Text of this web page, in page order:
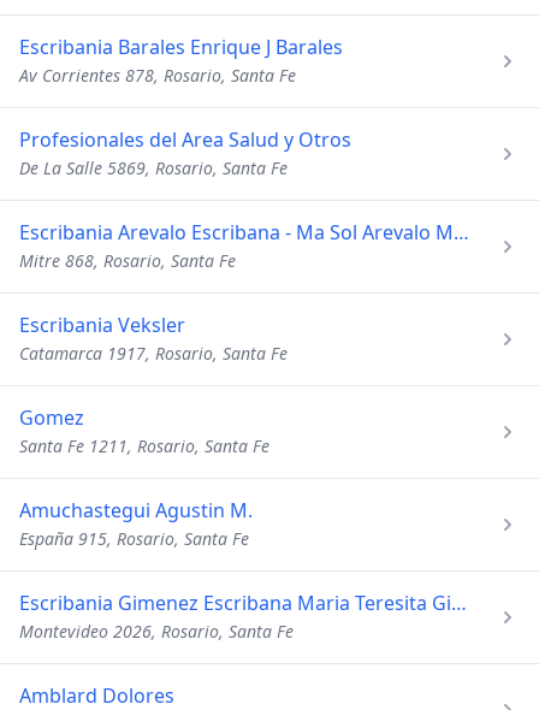
Escribania Barales Enrique J Barales
Av Corrientes 878, Rosario, Santa Fe
Profesionales del Area Salud y Otros
De La Salle 5869, Rosario, Santa Fe
Escribania Arevalo Escribana - Ma Sol Arevalo Mat 264
Mitre 868, Rosario, Santa Fe
Escribania Veksler
Catamarca 1917, Rosario, Santa Fe
Gomez
Santa Fe 1211, Rosario, Santa Fe
Amuchastegui Agustin M.
España 915, Rosario, Santa Fe
Escribania Gimenez Escribana Maria Teresita Gimenez
Montevideo 2026, Rosario, Santa Fe
Amblard Dolores